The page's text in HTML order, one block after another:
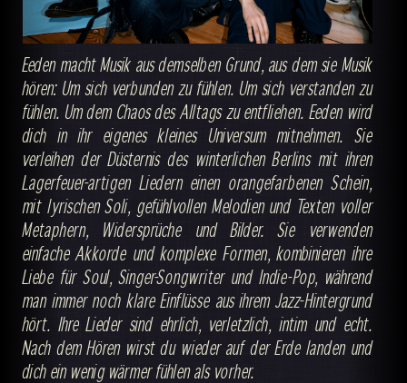
Eeden macht Musik aus demselben Grund, aus dem sie Musik
hören: Um sich verbunden zu fühlen. Um sich verstanden zu
fühlen. Um dem Chaos des Alltags zu entfliehen. Eeden wird
dich in ihr eigenes kleines Universum mitnehmen. Sie
verleihen der Düsternis des winterlichen Berlins mit ihren
Lagerfeuer-artigen Liedern einen orangefarbenen Schein,
mit lyrischen Soli, gefühlvollen Melodien und Texten voller
Metaphern, Widersprüche und Bilder. Sie verwenden
einfache Akkorde und komplexe Formen, kombinieren ihre
Liebe für Soul, Singer-Songwriter und Indie-Pop, während
man immer noch klare Einflüsse aus ihrem Jazz-Hintergrund
hört. Ihre Lieder sind ehrlich, verletzlich, intim und echt.
Nach dem Hören wirst du wieder auf der Erde landen und
dich ein wenig wärmer fühlen als vorher.